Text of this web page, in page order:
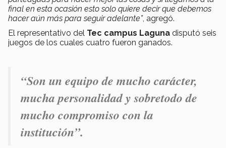
final en esta ocasión esto solo quiere decir que debemos
hacer aún más para seguir adelante”, agregó.
El representativo del Tec campus Laguna disputó seis
juegos de los cuales cuatro fueron ganados.
“Son un equipo de mucho carácter,
mucha personalidad y sobretodo de
mucho compromiso con la
institución”.